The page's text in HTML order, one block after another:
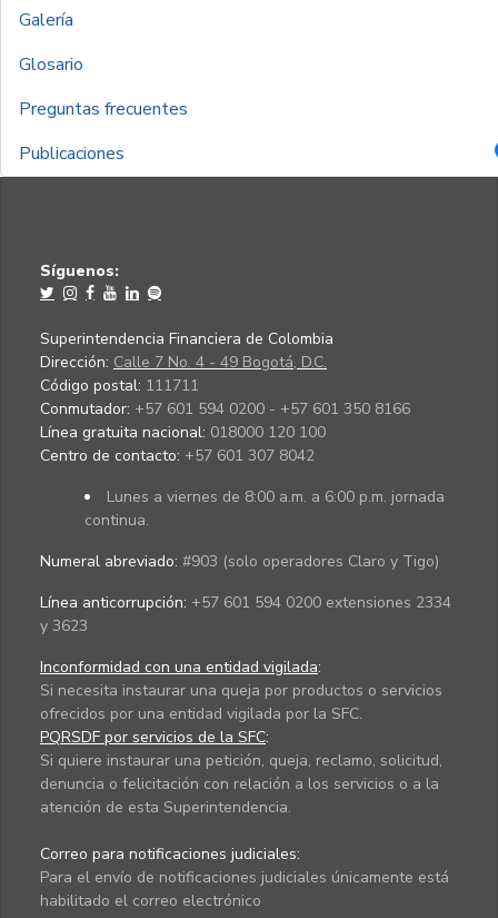
Galería
Glosario
Preguntas frecuentes
Publicaciones
Síguenos:
Superintendencia Financiera de Colombia
Dirección: Calle 7 No. 4 - 49 Bogotá, D.C.
Código postal: 111711
Conmutador: +57 601 594 0200 - +57 601 350 8166
Línea gratuita nacional: 018000 120 100
Centro de contacto: +57 601 307 8042
Lunes a viernes de 8:00 a.m. a 6:00 p.m. jornada
continua.
Numeral abreviado: #903 (solo operadores Claro y Tigo)
Línea anticorrupción: +57 601 594 0200 extensiones 2334
y 3623
Inconformidad con una entidad vigilada:
Si necesita instaurar una queja por productos o servicios
ofrecidos por una entidad vigilada por la SFC.
PQRSDF por servicios de la SFC:
Si quiere instaurar una petición, queja, reclamo, solicitud,
denuncia o felicitación con relación a los servicios o a la
atención de esta Superintendencia.
Correo para notificaciones judiciales:
Para el envío de notificaciones judiciales únicamente está
habilitado el correo electrónico